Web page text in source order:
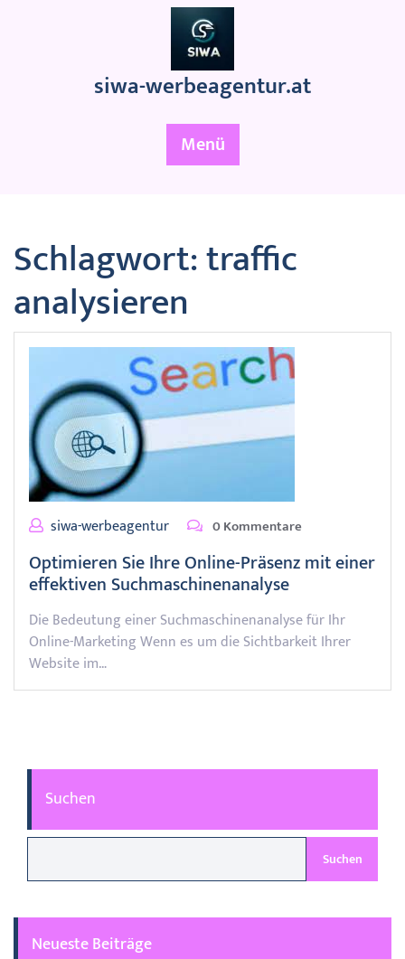
siwa-werbeagentur.at
Menü
Schlagwort:traffic
analysieren
siwa-werbeagentur 0 Kommentare
Optimieren Sie Ihre Online-Präsenz mit einer
effektiven Suchmaschinenanalyse
Die Bedeutung einer Suchmaschinenanalyse für Ihr
Online-Marketing Wenn es um die Sichtbarkeit Ihrer
Website im…
Suchen
Suchen
Neueste Beiträge